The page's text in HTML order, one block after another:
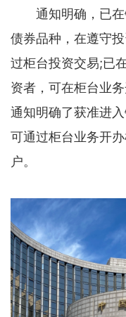
通知明确，已在
债券品种，在遵守
过柜台投资交易;已
资者，可在柜台业
通知明确了获准进
可通过柜台业务开
户。